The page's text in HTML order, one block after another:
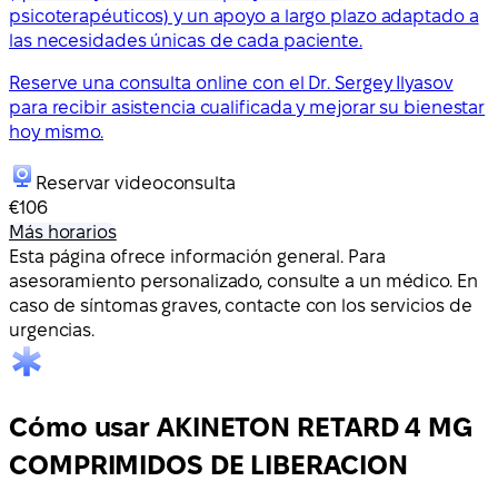
psicoterapéuticos) y un apoyo a largo plazo adaptado a
las necesidades únicas de cada paciente.
Reserve una consulta online con el Dr. Sergey Ilyasov
para recibir asistencia cualificada y mejorar su bienestar
hoy mismo.
Reservar videoconsulta
€106
Más horarios
Esta página ofrece información general. Para
asesoramiento personalizado, consulte a un médico. En
caso de síntomas graves, contacte con los servicios de
urgencias.
Cómo usar AKINETON RETARD 4 MG
COMPRIMIDOS DE LIBERACION